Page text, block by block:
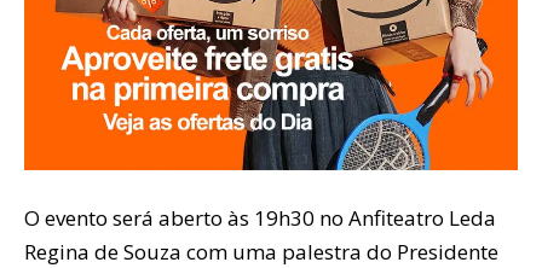
O evento será aberto às 19h30 no Anfiteatro Leda
Regina de Souza com uma palestra do Presidente